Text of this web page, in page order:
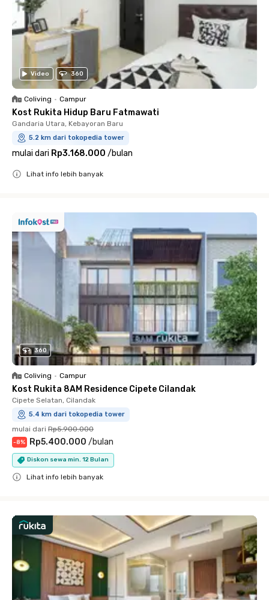
Video 360
Coliving • Campur
Kost Rukita Hidup Baru Fatmawati
Gandaria Utara, Kebayoran Baru
5.2 km dari tokopedia tower
mulai dari Rp3.168.000 /bulan
Lihat info lebih banyak
360
Coliving • Campur
Kost Rukita 8AM Residence Cipete Cilandak
Cipete Selatan, Cilandak
5.4 km dari tokopedia tower
mulai dari Rp5.900.000
-8% Rp5.400.000 /bulan
Diskon sewa min. 12 Bulan
Lihat info lebih banyak